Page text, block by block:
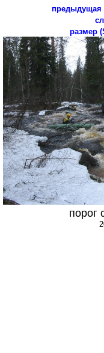
предыдущая
размер
порог